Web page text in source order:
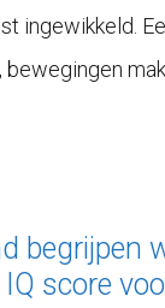
ingewikkeld.
begrijpen
score